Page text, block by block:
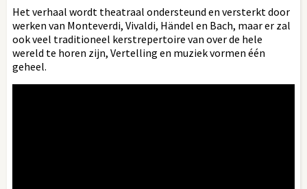
Het verhaal wordt theatraal ondersteund en versterkt door
werken van Monteverdi, Vivaldi, Händel en Bach, maar er zal
ook veel traditioneel kerstrepertoire van over de hele
wereld te horen zijn, Vertelling en muziek vormen één
geheel.